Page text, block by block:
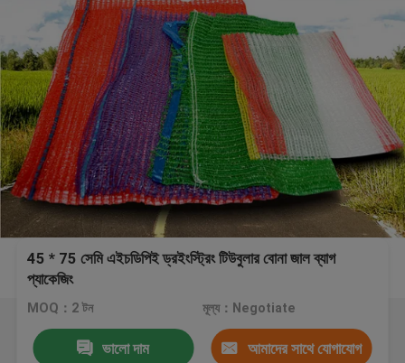
45 * 75 সেমি এইচডিপিই ড্রইংস্ট্রিং টিউবুলার বোনা জাল ব্যাগ
প্যাকেজিং
MOQ：2 টন মূল্য：Negotiate
ভালো দাম আমাদের সাথে যোগাযোগ